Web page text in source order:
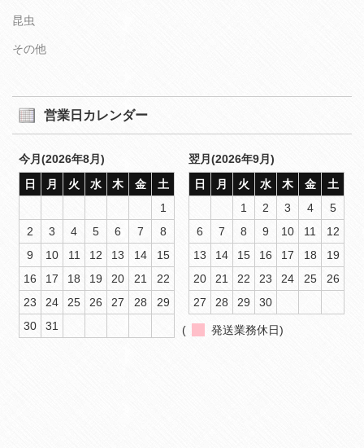
昆虫
その他
営業日カレンダー
今月(2026年8月)
日
月 火 水 木 金
土
1
2
3 4 5 6 7
8
9
10 11 12 13 14
15
16
17 18 19 20 21
22
23
24 25 26 27 28
29
30
31
翌月(2026年9月)
日
月 火 水 木 金
土
1
2 3 4
5
6
7 8 9 10 11
12
13
14 15 16 17 18
19
20
21 22 23 24 25
26
27
28 29 30
( 発送業務休日)